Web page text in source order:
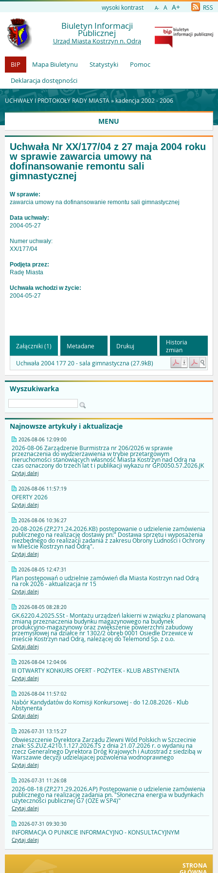
wysoki kontrast A- A A+ RSS
Biuletyn Informacji
Publicznej
Urząd Miasta Kostrzyn n. Odrą
BIP Mapa Biuletynu Statystyki
Pomoc
Deklaracja dostępności
UCHWAŁY I PROTOKOŁY RADY MIASTA »kadencja 2002 - 2006
MENU
Wyszukiwarka
Najnowsze artykuły i aktualizacje
2026-08-06 12:09:00
2026-08-06 Zarządzenie Burmistrza nr 206/2026 w sprawie
przeznaczenia do wydzierżawienia w trybie przetargowym
nieruchomości stanowiących własność Miasta Kostrzyn nad Odrą na
czas oznaczony do trzech lat t i publikacji wykazu nr GP.0050.57.2026.JK
Czytaj dalej
2026-08-06 11:57:19
OFERTY 2026
Czytaj dalej
2026-08-06 10:36:27
20-08-2026 (ZP.271.24.2026.KB) postępowanie o udzielenie zamówienia
publicznego na realizację dostawy pn:" Dostawa sprzętu i wyposażenia
niezbędnego do realizacji zadania z zakresu Obrony Ludności i Ochrony
w Mieście Kostrzyn nad Odrą".
Czytaj dalej
2026-08-05 12:47:31
Plan postępowań o udzielnie zamówień dla Miasta Kostrzyn nad Odrą
na rok 2026 - aktualizacja nr 15
Czytaj dalej
2026-08-05 08:28:20
GK.6220.4.2025.SSt - Montażu urządzeń lakierni w związku z planowaną
zmianą przeznaczenia budynku magazynowego na budynek
produkcyjno-magazynowy oraz zwiększenie powierzchni zabudowy
przemysłowej na działce nr 1302/2 obręb 0001 Osiedle Drzewice w
mieście Kostrzyn nad Odrą, należącej do Telemond Sp. z o.o.
Czytaj dalej
2026-08-04 12:04:06
III OTWARTY KONKURS OFERT - POŻYTEK - KLUB ABSTYNENTA
Czytaj dalej
2026-08-04 11:57:02
Nabór Kandydatów do Komisji Konkursowej - do 12.08.2026 - Klub
Abstynenta
Czytaj dalej
2026-07-31 13:15:27
Obwieszczenie Dyrektora Zarządu Zlewni Wód Polskich w Szczecinie
znak: SS.ZUZ.4210.1.127.2026.TS z dnia 21.07.2026 r. o wydaniu na
rzecz Generalnego Dyrektora Dróg Krajowych i Autostrad z siedzibą w
Warszawie decyzji udzielajacej pozwolenia wodnoprawnego
Czytaj dalej
2026-07-31 11:26:08
2026-08-18 (ZP.271.29.2026.AP) Postępowanie o udzielenie zamówienia
publicznego na realizację zadania pn. "Słoneczna energia w budynkach
użyteczności publicznej G7 (OZE w SP4)"
Czytaj dalej
2026-07-31 09:30:30
INFORMACJA O PUNKCIE INFORMACYJNO - KONSULTACYJNYM
Czytaj dalej
STRONA
Uchwała Nr XX/177/04 z 27 maja 2004 roku
w sprawie zawarcia umowy na
dofinansowanie remontu sali
gimnastycznej
W sprawie:
zawarcia umowy na dofinansowanie remontu sali gimnastycznej
Data uchwały:
2004-05-27
Numer uchwały:
XX/177/04
Podjęta przez:
Radę Miasta
Uchwała wchodzi w życie:
2004-05-27
Załączniki (1) Metadane Drukuj
Historia
zmian
Uchwała 2004 177 20 - sala gimnastyczna (27.9kB)